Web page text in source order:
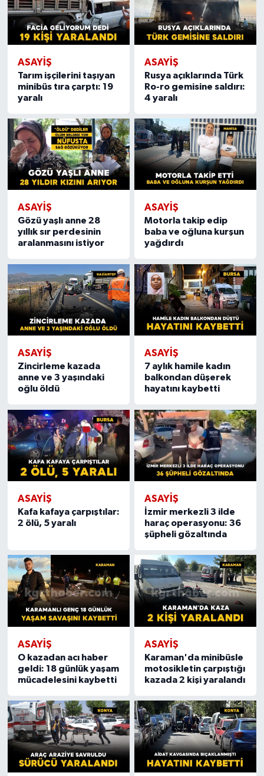
ASAYIŞ
Tarım işçilerini taşıyan
minibüs tıra çarptı: 19
yaralı
ASAYIŞ
Rusya açıklarında Türk
Ro-ro gemisine saldırı:
4 yaralı
ASAYIŞ
Gözü yaşlı anne 28
yıllık sır perdesinin
aralanmasını istiyor
ASAYIŞ
Motorla takip edip
baba ve oğluna kurşun
yağdırdı
ASAYIŞ
Zincirleme kazada
anne ve 3 yaşındaki
oğlu öldü
ASAYIŞ
7 aylık hamile kadın
balkondan düşerek
hayatını kaybetti
ASAYIŞ
Kafa kafaya çarpıştılar:
2 ölü, 5 yaralı
ASAYIŞ
İzmir merkezli 3 ilde
haraç operasyonu: 36
şüpheli gözaltında
ASAYIŞ
O kazadan acı haber
geldi: 18 günlük yaşam
mücadelesini kaybetti
ASAYIŞ
Karaman'da minibüsle
motosikletin çarpıştığı
kazada 2 kişi yaralandı